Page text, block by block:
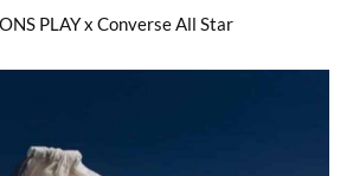
PLAY x Converse All Star